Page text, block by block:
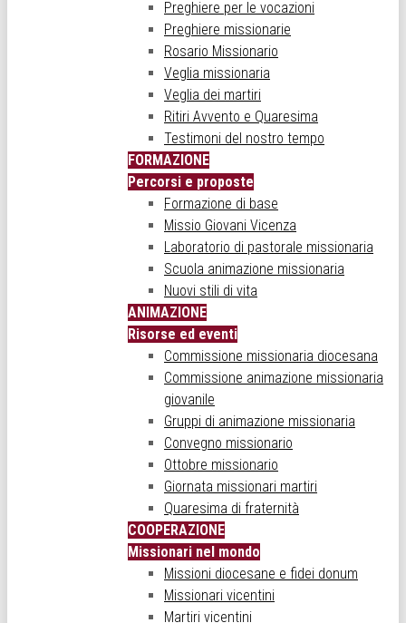
Preghiere per le vocazioni
Preghiere missionarie
Rosario Missionario
Veglia missionaria
Veglia dei martiri
Ritiri Avvento e Quaresima
Testimoni del nostro tempo
FORMAZIONE
Percorsi e proposte
Formazione di base
Missio Giovani Vicenza
Laboratorio di pastorale missionaria
Scuola animazione missionaria
Nuovi stili di vita
ANIMAZIONE
Risorse ed eventi
Commissione missionaria diocesana
Commissione animazione missionaria
giovanile
Gruppi di animazione missionaria
Convegno missionario
Ottobre missionario
Giornata missionari martiri
Quaresima di fraternità
COOPERAZIONE
Missionari nel mondo
Missioni diocesane e fidei donum
Missionari vicentini
Martiri vicentini